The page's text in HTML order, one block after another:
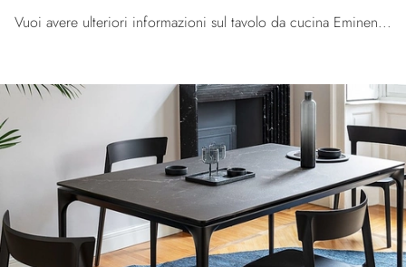
Vuoi avere ulteriori informazioni sul tavolo da cucina Eminence Metal di Connubia? Clicca e ottieni informazioni sui modelli allungabili del brand.